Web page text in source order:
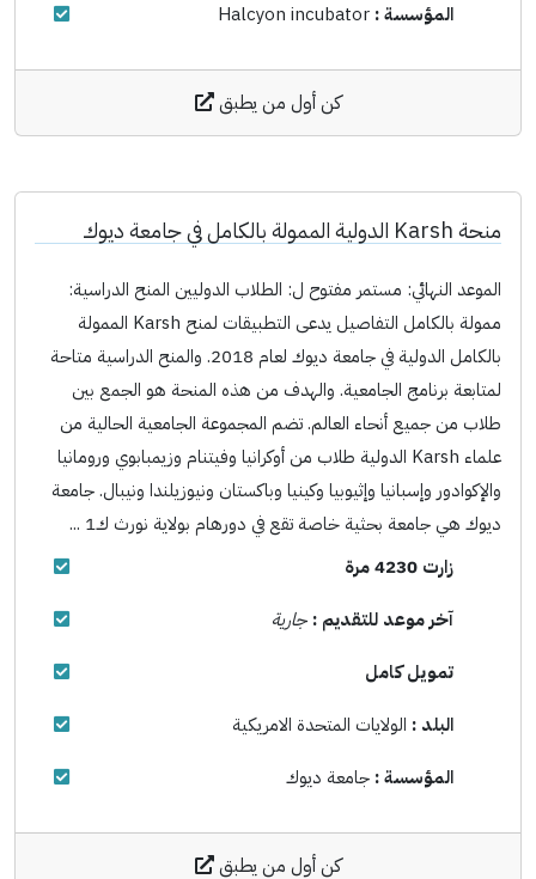
المؤسسة : Halcyon incubator
كن أول من يطبق
منحة Karsh الدولية الممولة بالكامل في جامعة ديوك
الموعد النهائي: مستمر مفتوح ل: الطلاب الدوليين المنح الدراسية:
ممولة بالكامل التفاصيل يدعى التطبيقات لمنح Karsh الممولة
بالكامل الدولية في جامعة ديوك لعام 2018. والمنح الدراسية متاحة
لمتابعة برنامج الجامعية. والهدف من هذه المنحة هو الجمع بين
طلاب من جميع أنحاء العالم. تضم المجموعة الجامعية الحالية من
علماء Karsh الدولية طلاب من أوكرانيا وفيتنام وزيمبابوي ورومانيا
والإكوادور وإسبانيا وإثيوبيا وكينيا وباكستان ونيوزيلندا ونيبال. جامعة
ديوك هي جامعة بحثية خاصة تقع في دورهام بولاية نورث ك1 ...
زارت 4230 مرة
آخر موعد للتقديم : جارية
تمويل كامل
البلد : الولايات المتحدة الامريكية
المؤسسة : جامعة ديوك
كن أول من يطبق